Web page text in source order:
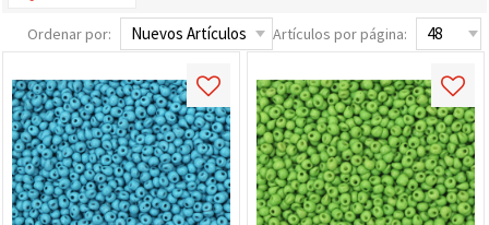
Ordenar por: Artículos por página: